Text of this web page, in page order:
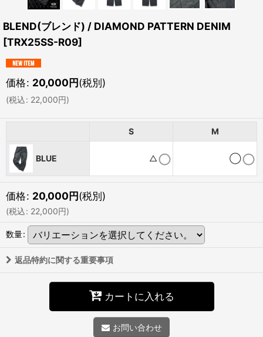
BLEND(ブレンド) / DIAMOND PATTERN DENIM
[TRX25SS-R09]
価格: 20,000円(税別)
(税込: 22,000円)
S M
BLUE △ ◯
価格: 20,000円(税別)
(税込: 22,000円)
数量:
返品特約に関する重要事項
カートに入れる
お問い合わせ